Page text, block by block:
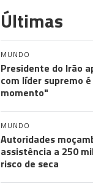
Últimas
MUNDO
Presidente do Irão
com líder supremo
momento"
MUNDO
Autoridades
assistência a 250
risco de seca